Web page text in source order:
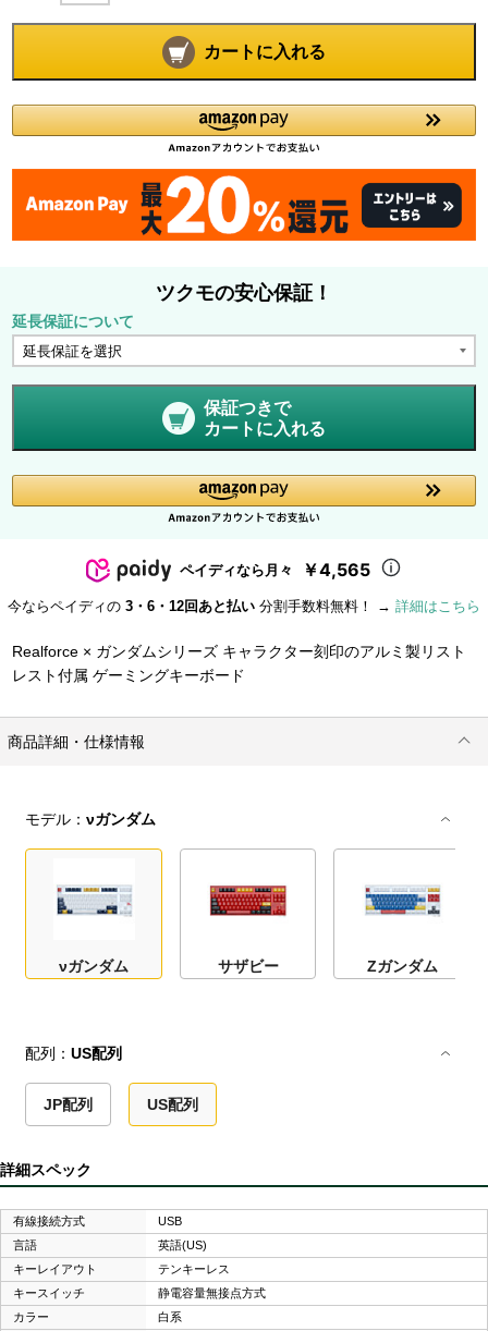
カートに入れる
ツクモの安心保証！
延長保証について
保証つきで
カートに入れる
ペイディなら月々 ￥4,565
今ならペイディの 3・6・12回あと払い 分割手数料無料！ → 詳細はこちら
Realforce × ガンダムシリーズ キャラクター刻印のアルミ製リスト
レスト付属 ゲーミングキーボード
商品詳細・仕様情報
モデル：νガンダム
νガンダム サザビー Zガンダム
配列：US配列
JP配列 US配列
詳細スペック
有線接続方式
USB
言語
英語(US)
キーレイアウト
テンキーレス
キースイッチ
静電容量無接点方式
カラー
白系